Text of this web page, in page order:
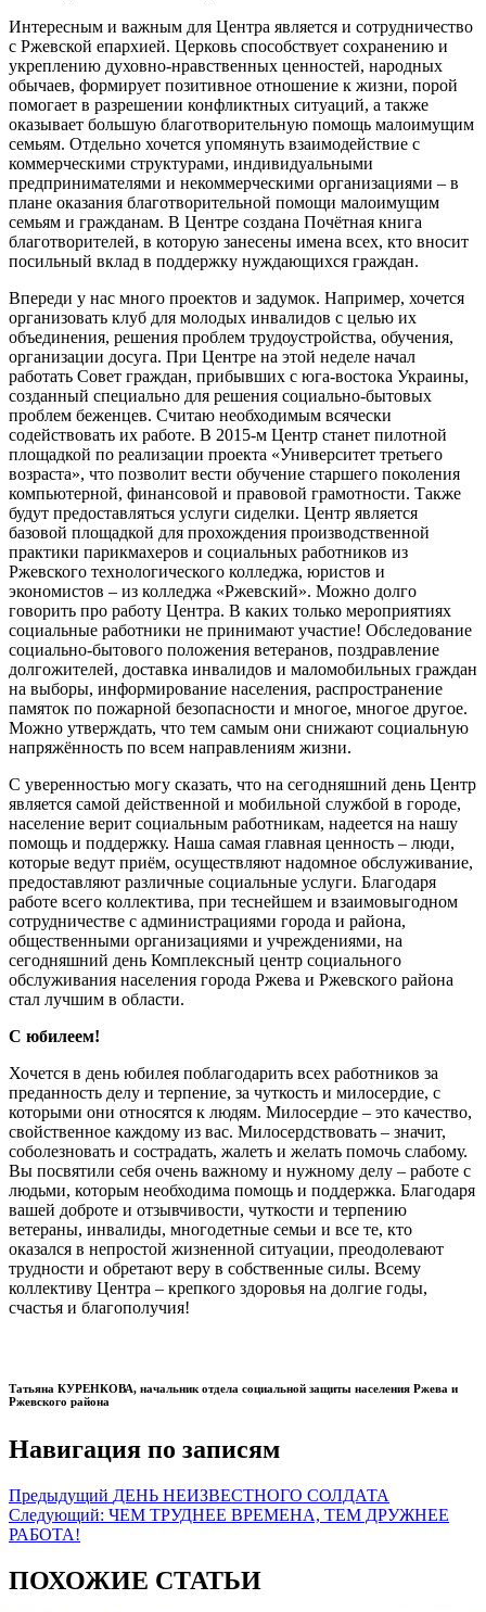
Интересным и важным для Центра является и сотрудничество
с Ржевской епархией. Церковь способствует сохранению и
укреплению духовно-нравственных ценностей, народных
обычаев, формирует позитивное отношение к жизни, порой
помогает в разрешении конфликтных ситуаций, а также
оказывает большую благотворительную помощь малоимущим
семьям. Отдельно хочется упомянуть взаимодействие с
коммерческими структурами, индивидуальными
предпринимателями и некоммерческими организациями – в
плане оказания благотворительной помощи малоимущим
семьям и гражданам. В Центре создана Почётная книга
благотворителей, в которую занесены имена всех, кто вносит
посильный вклад в поддержку нуждающихся граждан.
Впереди у нас много проектов и задумок. Например, хочется
организовать клуб для молодых инвалидов с целью их
объединения, решения проблем трудоустройства, обучения,
организации досуга. При Центре на этой неделе начал
работать Совет граждан, прибывших с юга-востока Украины,
созданный специально для решения социально-бытовых
проблем беженцев. Считаю необходимым всячески
содействовать их работе. В 2015-м Центр станет пилотной
площадкой по реализации проекта «Университет третьего
возраста», что позволит вести обучение старшего поколения
компьютерной, финансовой и правовой грамотности. Также
будут предоставляться услуги сиделки. Центр является
базовой площадкой для прохождения производственной
практики парикмахеров и социальных работников из
Ржевского технологического колледжа, юристов и
экономистов – из колледжа «Ржевский». Можно долго
говорить про работу Центра. В каких только мероприятиях
социальные работники не принимают участие! Обследование
социально-бытового положения ветеранов, поздравление
долгожителей, доставка инвалидов и маломобильных граждан
на выборы, информирование населения, распространение
памяток по пожарной безопасности и многое, многое другое.
Можно утверждать, что тем самым они снижают социальную
напряжённость по всем направлениям жизни.
С уверенностью могу сказать, что на сегодняшний день Центр
является самой действенной и мобильной службой в городе,
население верит социальным работникам, надеется на нашу
помощь и поддержку. Наша самая главная ценность – люди,
которые ведут приём, осуществляют надомное обслуживание,
предоставляют различные социальные услуги. Благодаря
работе всего коллектива, при теснейшем и взаимовыгодном
сотрудничестве с администрациями города и района,
общественными организациями и учреждениями, на
сегодняшний день Комплексный центр социального
обслуживания населения города Ржева и Ржевского района
стал лучшим в области.
С юбилеем!
Хочется в день юбилея поблагодарить всех работников за
преданность делу и терпение, за чуткость и милосердие, с
которыми они относятся к людям. Милосердие – это качество,
свойственное каждому из вас. Милосердствовать – значит,
соболезновать и сострадать, жалеть и желать помочь слабому.
Вы посвятили себя очень важному и нужному делу – работе с
людьми, которым необходима помощь и поддержка. Благодаря
вашей доброте и отзывчивости, чуткости и терпению
ветераны, инвалиды, многодетные семьи и все те, кто
оказался в непростой жизненной ситуации, преодолевают
трудности и обретают веру в собственные силы. Всему
коллективу Центра – крепкого здоровья на долгие годы,
счастья и благополучия!
Татьяна КУРЕНКОВА, начальник отдела социальной защиты населения Ржева и
Ржевского района
Навигация по записям
Предыдущий ДЕНЬ НЕИЗВЕСТНОГО СОЛДАТА
Следующий: ЧЕМ ТРУДНЕЕ ВРЕМЕНА, ТЕМ ДРУЖНЕЕ
РАБОТА!
ПОХОЖИЕ СТАТЬИ